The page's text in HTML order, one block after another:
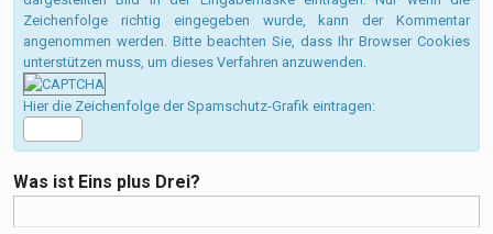
Zeichenfolge richtig eingegeben wurde, kann der Kommentar
angenommen werden. Bitte beachten Sie, dass Ihr Browser Cookies
unterstützen muss, um dieses Verfahren anzuwenden.
Hier die Zeichenfolge der Spamschutz-Grafik eintragen:
Was ist Eins plus Drei?